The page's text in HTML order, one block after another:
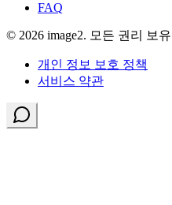
FAQ
© 2026 image2. 모든 권리 보
개인 정보 보호 정책
서비스 약관